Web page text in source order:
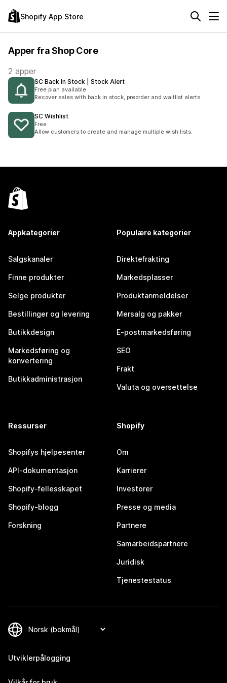
Shopify App Store
Apper fra Shop Core
2 apper
SC Back In Stock | Stock Alert
Free plan available
Recover sales with back in stock, preorder and waitlist alerts
SC Wishlist
Free
Allow customers to create and manage multiple wish lists.
Appkategorier
Salgskanaler
Finne produkter
Selge produkter
Bestillinger og levering
Butikkdesign
Markedsføring og
konvertering
Butikkadministrasjon
Populære kategorier
Direktefrakting
Markedsplasser
Produktanmeldelser
Mersalg og pakker
E-postmarkedsføring
SEO
Frakt
Valuta og oversettelse
Ressurser
Shopifys hjelpesenter
API-dokumentasjon
Shopify-fellesskapet
Shopify-blogg
Forskning
Shopify
Om
Karrierer
Investorer
Presse og media
Partnere
Samarbeidspartnere
Juridisk
Tjenestestatus
Utviklerpålogging